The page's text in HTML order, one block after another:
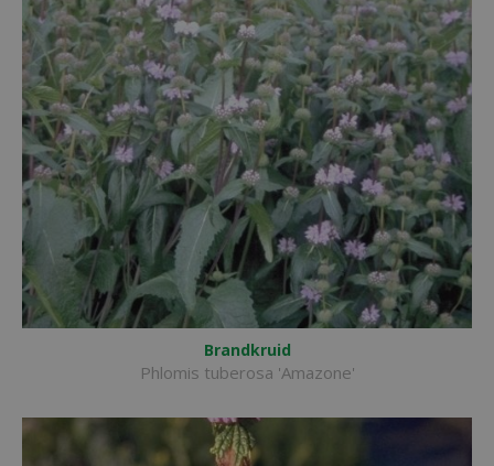
Brandkruid
Phlomis tuberosa 'Amazone'